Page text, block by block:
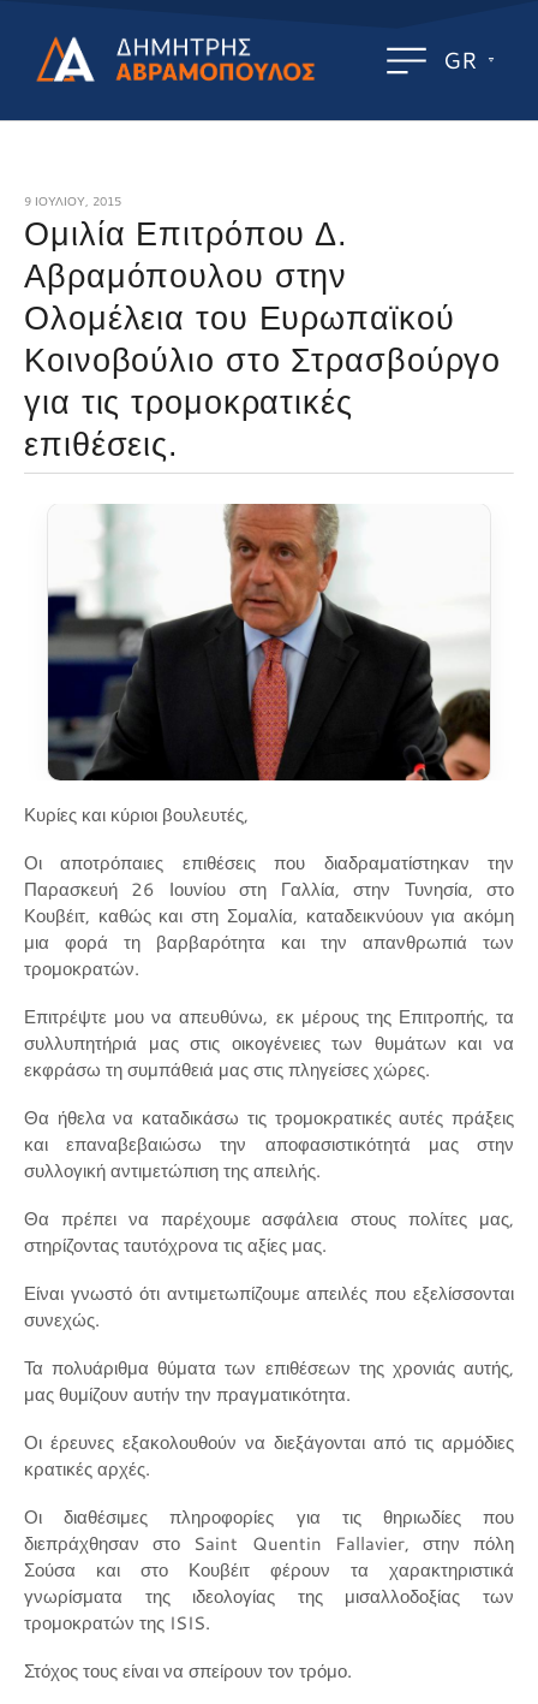
GR
9 ΙΟΥΛΊΟΥ, 2015
Ομιλία Επιτρόπου Δ.
Αβραμόπουλου στην
Ολομέλεια του Ευρωπαϊκού
Κοινοβούλιο στο Στρασβούργο
για τις τρομοκρατικές
επιθέσεις.
Κυρίες και κύριοι βουλευτές,
Οι αποτρόπαιες επιθέσεις που διαδραματίστηκαν την
Παρασκευή 26 Ιουνίου στη Γαλλία, στην Τυνησία, στο
Κουβέιτ, καθώς και στη Σομαλία, καταδεικνύουν για ακόμη
μια φορά τη βαρβαρότητα και την απανθρωπιά των
τρομοκρατών.
Επιτρέψτε μου να απευθύνω, εκ μέρους της Επιτροπής, τα
συλλυπητήριά μας στις οικογένειες των θυμάτων και να
εκφράσω τη συμπάθειά μας στις πληγείσες χώρες.
Θα ήθελα να καταδικάσω τις τρομοκρατικές αυτές πράξεις
και επαναβεβαιώσω την αποφασιστικότητά μας στην
συλλογική αντιμετώπιση της απειλής.
Θα πρέπει να παρέχουμε ασφάλεια στους πολίτες μας,
στηρίζοντας ταυτόχρονα τις αξίες μας.
Είναι γνωστό ότι αντιμετωπίζουμε απειλές που εξελίσσονται
συνεχώς.
Τα πολυάριθμα θύματα των επιθέσεων της χρονιάς αυτής,
μας θυμίζουν αυτήν την πραγματικότητα.
Οι έρευνες εξακολουθούν να διεξάγονται από τις αρμόδιες
κρατικές αρχές.
Οι διαθέσιμες πληροφορίες για τις θηριωδίες που
διεπράχθησαν στο Saint Quentin Fallavier, στην πόλη
Σούσα και στο Κουβέιτ φέρουν τα χαρακτηριστικά
γνωρίσματα της ιδεολογίας της μισαλλοδοξίας των
τρομοκρατών της ISIS.
Στόχος τους είναι να σπείρουν τον τρόμο.